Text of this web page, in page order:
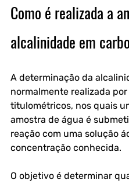
Como é realizada a
alcalinidade em
A determinação da
normalmente realizada
titulométricos, nos quais
amostra de água é
reação com uma solução
concentração conhecida.
O objetivo é determinar